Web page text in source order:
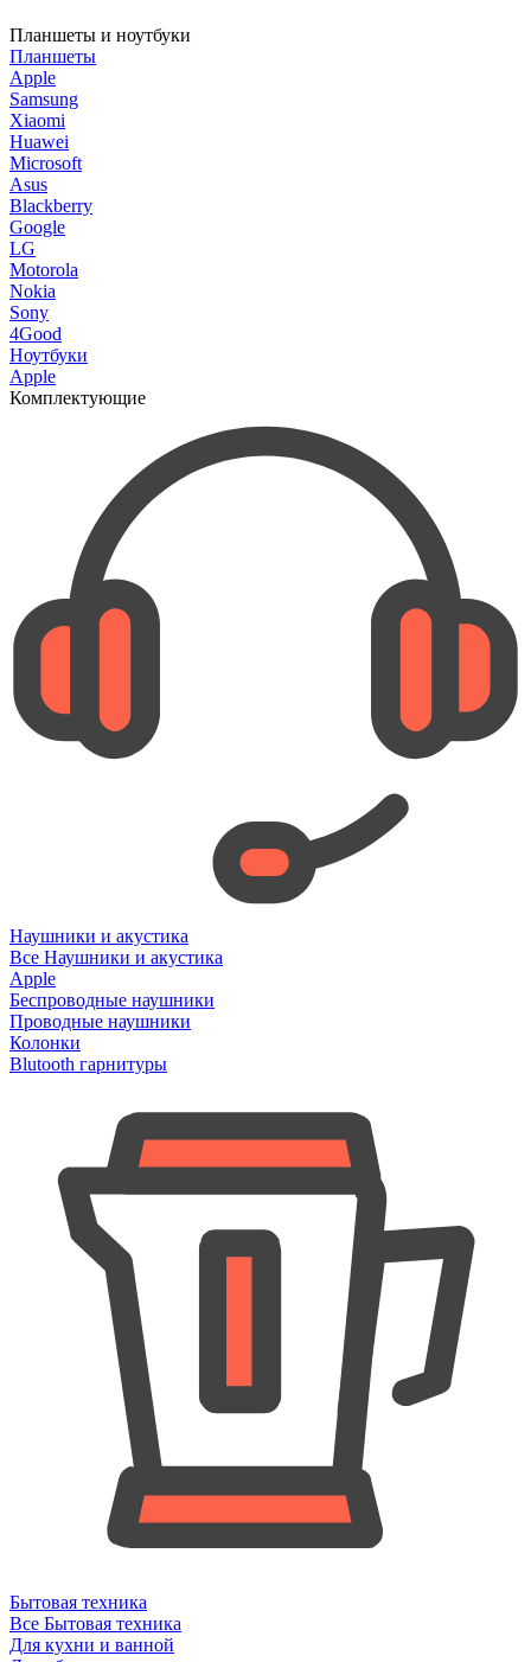
Планшеты и ноутбуки
Планшеты
Apple
Samsung
Xiaomi
Huawei
Microsoft
Asus
Blackberry
Google
LG
Motorola
Nokia
Sony
4Good
Ноутбуки
Apple
Комплектующие
Наушники и акустика
Все Наушники и акустика
Apple
Беспроводные наушники
Проводные наушники
Колонки
Blutooth гарнитуры
Бытовая техника
Все Бытовая техника
Для кухни и ванной